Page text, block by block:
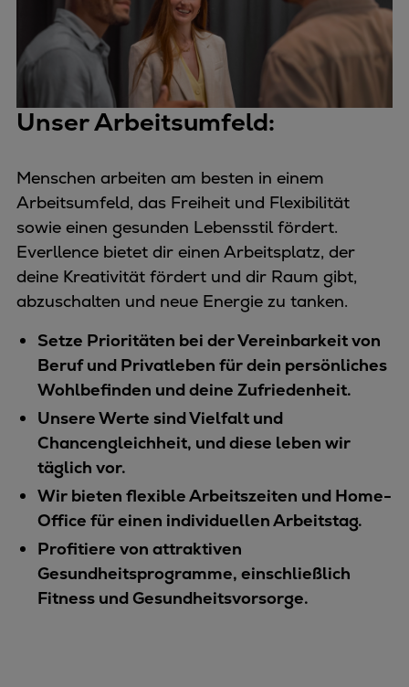
Unser Arbeitsumfeld:
Menschen arbeiten am besten in einem
Arbeitsumfeld, das Freiheit und Flexibilität
sowie einen gesunden Lebensstil fördert.
Everllence bietet dir einen Arbeitsplatz, der
deine Kreativität fördert und dir Raum gibt,
abzuschalten und neue Energie zu tanken.
Setze Prioritäten bei der Vereinbarkeit von
Beruf und Privatleben für dein persönliches
Wohlbefinden und deine Zufriedenheit.
Unsere Werte sind Vielfalt und
Chancengleichheit, und diese leben wir
täglich vor.
Wir bieten flexible Arbeitszeiten und Home-
Office für einen individuellen Arbeitstag.
Profitiere von attraktiven
Gesundheitsprogramme, einschließlich
Fitness und Gesundheitsvorsorge.